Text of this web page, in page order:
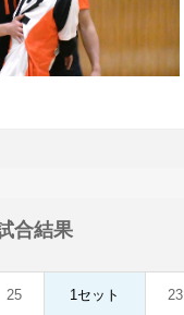
合結果
25 1セット 23